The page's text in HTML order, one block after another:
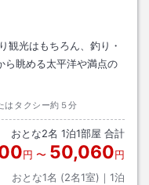
観光はもちろん、釣り・
ら眺める太平洋や満点の
はタクシー約５分
おとな2名 1泊1部屋 合計
円 〜 50,060円
おとな1名 (2名1室)｜ 1泊